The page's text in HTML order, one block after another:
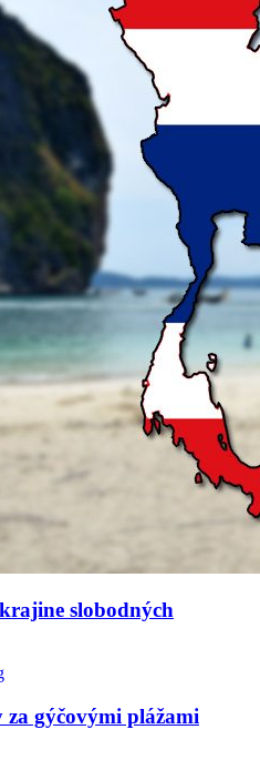
slobodných
gýčovými plážami